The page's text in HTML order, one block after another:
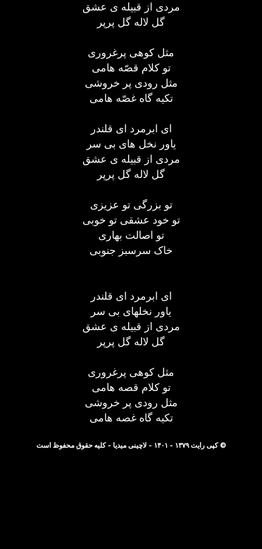
مردی از قبیله ی عشق
گل لاله گل پرپر
مثل کوهی پرغروری
تو کلام قصّه هامی
مثل رودی پر خروشی
تکیه گاه غصّه هامی
ای ابرمرد ای قلندر
یاور نخل های بی سر
مردی از قبیله ی عشق
گل لاله گل پرپر
تو بزرگی تو عزیزی
تو خود عشقی تو خوبی
تو اصالت بهاری
خاک سرسبز جنوبی
ای ابرمرد ای قلندر
یاور نخلهای بی سر
مردی از قبیله ی عشق
گل لاله گل پرپر
مثل کوهی پرغروری
تو کلام قصه هامی
مثل رودی پر خروشی
تکیه گاه غصه هامی
© کپی رایت ۱۳۷۹ - ۱۴۰۱ - لاچینی میدیا - کلیه حقوق محفوظ است